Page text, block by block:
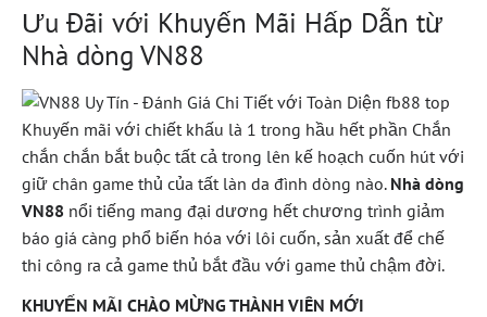
Ưu Đãi với Khuyến Mãi Hấp Dẫn từ
Nhà dòng VN88
Khuyến mãi với chiết khấu là 1 trong hầu hết phần Chắn
chắn chắn bắt buộc tất cả trong lên kế hoạch cuốn hút với
giữ chân game thủ của tất làn da đình dòng nào. Nhà dòng
VN88 nổi tiếng mang đại dương hết chương trình giảm
báo giá càng phổ biến hóa với lôi cuốn, sản xuất để chế
thi công ra cả game thủ bắt đầu với game thủ chậm đời.
KHUYẾN MÃI CHÀO MỪNG THÀNH VIÊN MỚI